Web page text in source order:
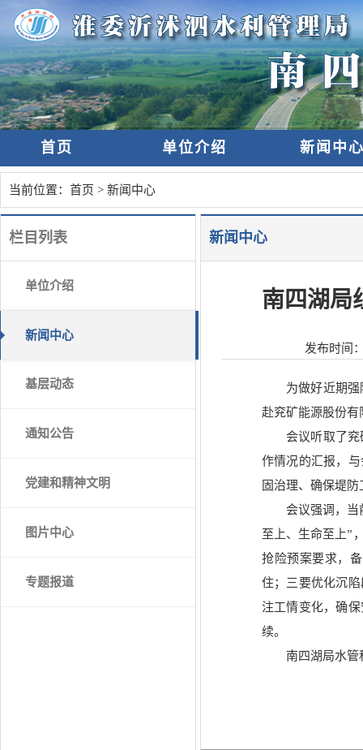
首页 单位介绍 新闻中
当前位置： 首页 > 新闻中心
栏目列表
单位介绍
新闻中心
基层动态
通知公告
党建和精神文明
图片中心
专题报道
新闻中心
南四湖局
发布时间
为做好近期
赴兖矿能源股份
会议听取了
作情况的汇报，
固治理、确保堤
会议强调，当
至上、生命至上”
抢险预案要求，
住；三要优化沉
注工情变化，确
续。
南四湖局水